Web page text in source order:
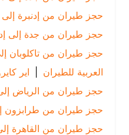
حجز طيران من إدنبرة إلى جدة
حجز طيران من جدة إلى إدنبرة |
حجز طيران من تاكلوبان إلى
العربية للطيران | اير كايرو
|
حجز طيران من الرياض إلى
حجز طيران من طرابزون إلى
حجز طيران من القاهرة إلى